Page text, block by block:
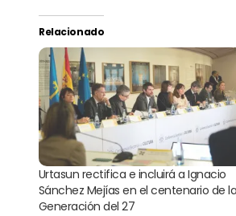
Relacionado
Urtasun rectifica e incluirá a Ignacio
Sánchez Mejías en el centenario de la
Generación del 27